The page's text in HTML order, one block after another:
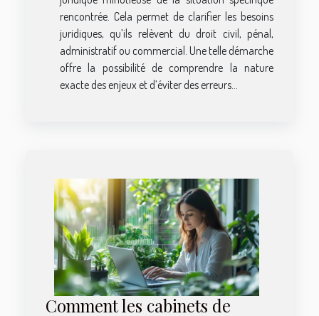
rencontrée. Cela permet de clarifier les besoins
juridiques, qu’ils relèvent du droit civil, pénal,
administratif ou commercial. Une telle démarche
offre la possibilité de comprendre la nature
exacte des enjeux et d’éviter des erreurs...
Comment les cabinets de